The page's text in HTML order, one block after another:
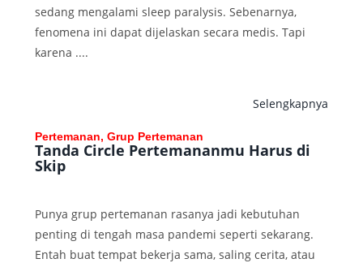
sedang mengalami sleep paralysis. Sebenarnya,
fenomena ini dapat dijelaskan secara medis. Tapi
karena ....
Selengkapnya
Pertemanan, Grup Pertemanan
Tanda Circle Pertemananmu Harus di
Skip
Punya grup pertemanan rasanya jadi kebutuhan
penting di tengah masa pandemi seperti sekarang.
Entah buat tempat bekerja sama, saling cerita, atau